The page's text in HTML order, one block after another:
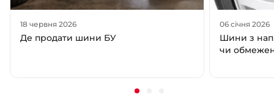
18 червня 2026
Де продати шини БУ
06 січня 2026
Шини з
чи